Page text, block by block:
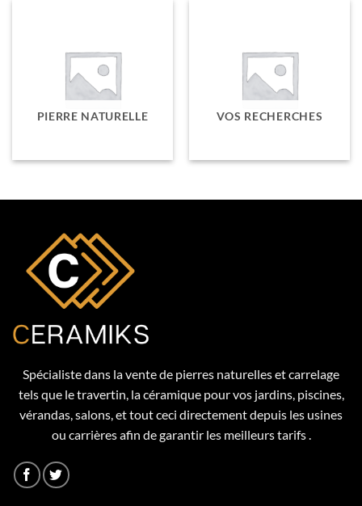
PIERRE NATURELLE VOS RECHERCHES
Spécialiste dans la vente de pierres naturelles et carrelage
tels que le travertin, la céramique pour vos jardins, piscines,
vérandas, salons, et tout ceci directement depuis les usines
ou carrières afin de garantir les meilleurs tarifs .